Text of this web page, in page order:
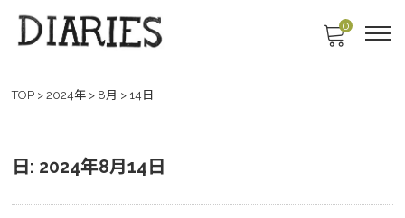
0
TOP > 2024年 > 8月 > 14日
日: 2024年8月14日